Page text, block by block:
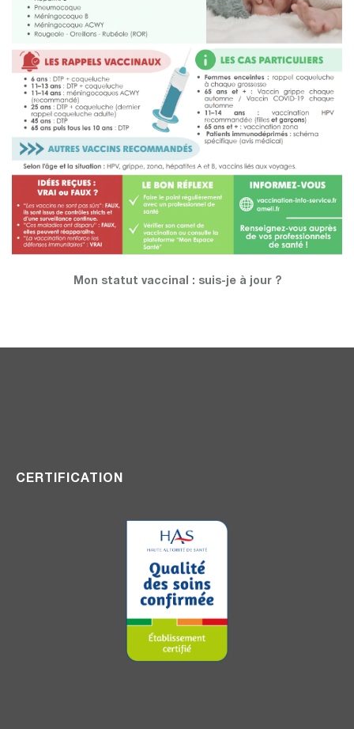
Mon statut vaccinal : suis-je à jour ?
CERTIFICATION